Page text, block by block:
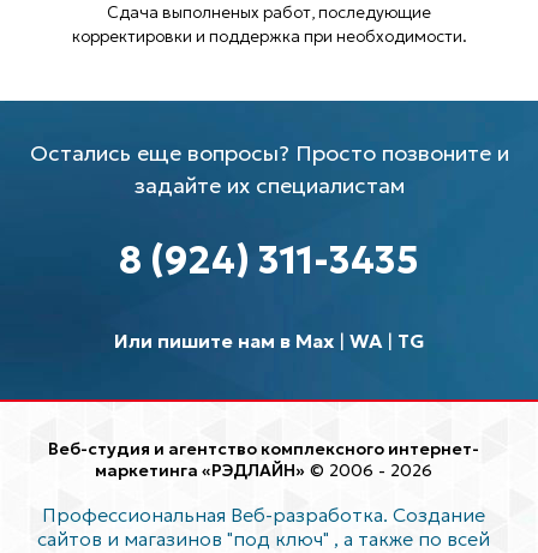
Сдача выполненых работ, последующие
корректировки и поддержка при необходимости.
Остались еще вопросы? Просто позвоните и
задайте их специалистам
8 (924) 311-3435
Или пишите нам в Max| WA| TG
Веб-студия и агентство комплексного интернет-
маркетинга «РЭДЛАЙН» © 2006 - 2026
Профессиональная Веб-разработка. Создание
сайтов и магазинов "под ключ" , а также по всей